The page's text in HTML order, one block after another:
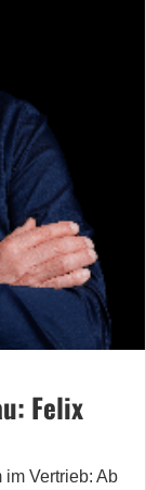
Felix
im Vertrieb: Ab